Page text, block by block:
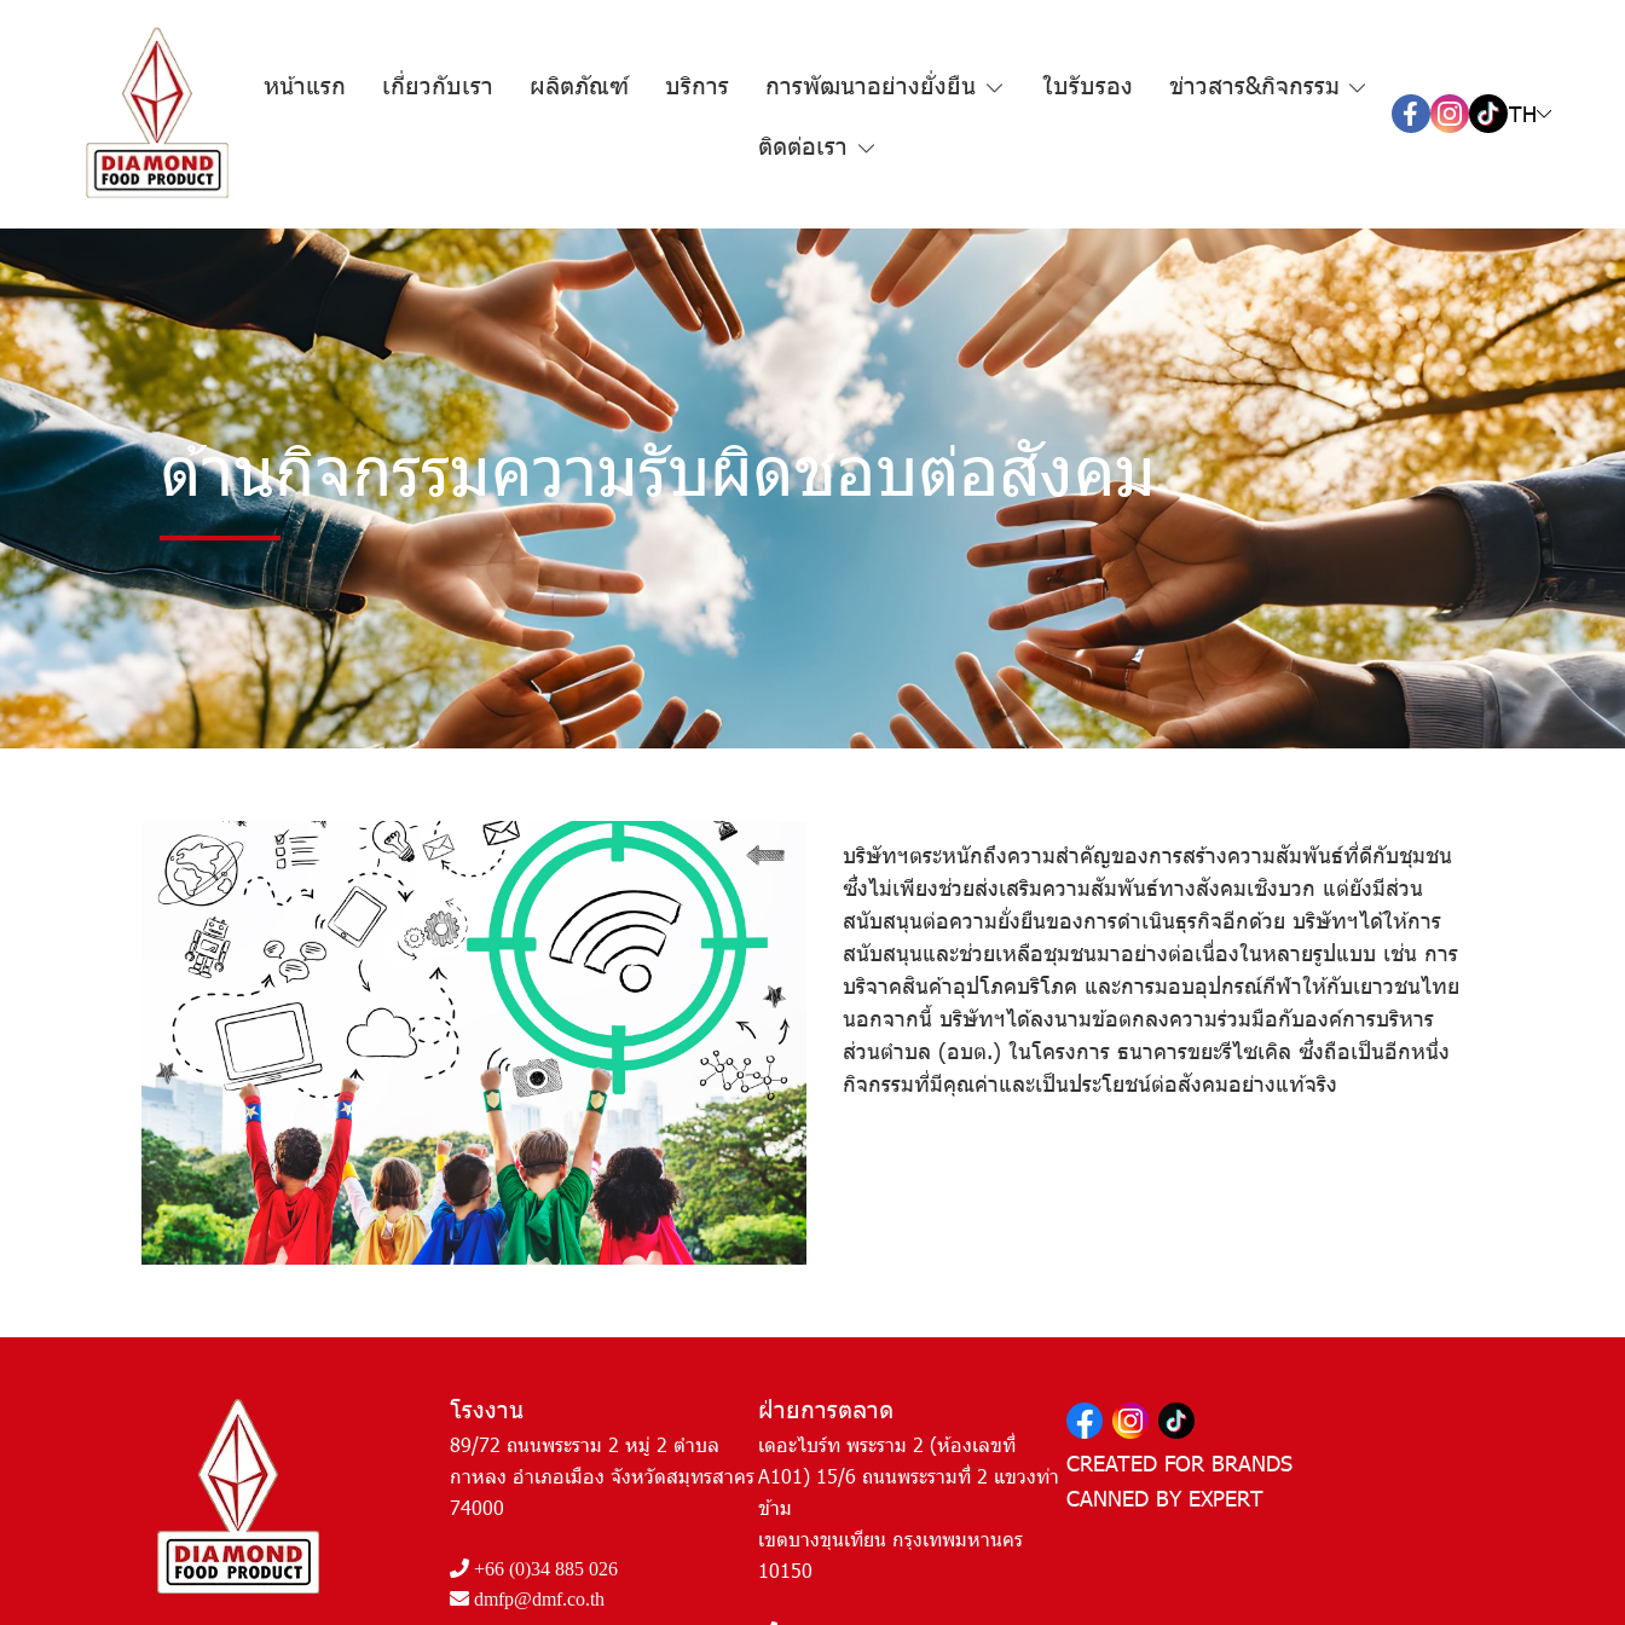
หน้าแรก เกี่ยวกับเรา ผลิตภัณฑ์ บริการ การพัฒนาอย่างยั่งยืน ใบรับรอง
ข่าวสาร&กิจกรรม
ติดต่อเรา
TH
ด้านกิจกรรมความรับผิดชอบต่อสังคม
บริษัทฯตระหนักถึงความสำคัญของการสร้างความสัมพันธ์ที่ดีกับชุมชน
ซึ่งไม่เพียงช่วยส่งเสริมความสัมพันธ์ทางสังคมเชิงบวก แต่ยังมีส่วน
สนับสนุนต่อความยั่งยืนของการดำเนินธุรกิจอีกด้วย บริษัทฯได้ให้การ
สนับสนุนและช่วยเหลือชุมชนมาอย่างต่อเนื่องในหลายรูปแบบ เช่น การ
บริจาคสินค้าอุปโภคบริโภค และการมอบอุปกรณ์กีฬาให้กับเยาวชนไทย
นอกจากนี้ บริษัทฯได้ลงนามข้อตกลงความร่วมมือกับองค์การบริหาร
ส่วนตำบล (อบต.) ในโครงการ ธนาคารขยะรีไซเคิล ซึ่งถือเป็นอีกหนึ่ง
กิจกรรมที่มีคุณค่าและเป็นประโยชน์ต่อสังคมอย่างแท้จริง
โรงงาน
89/72 ถนนพระราม 2 หมู่ 2 ตำบล
กาหลง อำเภอเมือง จังหวัดสมุทรสาคร
74000
+66 (0)34 885 026
dmfp@dmf.co.th
ฝ่ายการตลาด
เดอะไบร์ท พระราม 2 (ห้องเลขที่
A101) 15/6 ถนนพระรามที่ 2 แขวงท่า
ข้าม
เขตบางขุนเทียน กรุงเทพมหานคร
10150
CREATED FOR BRANDS
CANNED BY EXPERT